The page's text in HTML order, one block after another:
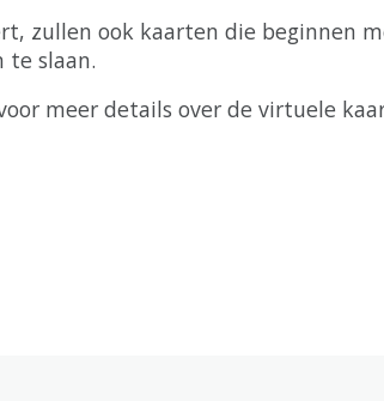
, zullen ook kaarten die beginnen
te slaan.
meer details over de virtuele